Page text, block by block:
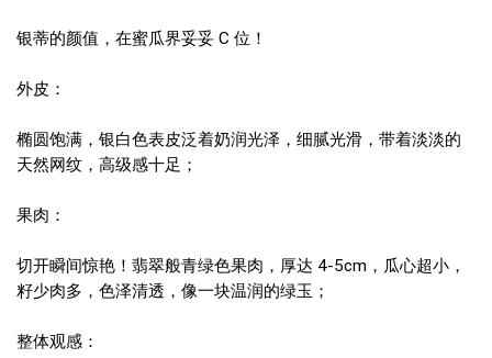
银蒂的颜值，在蜜瓜界妥妥 C 位！
外皮：
椭圆饱满，银白色表皮泛着奶润光泽，细腻光滑，带着淡淡的
天然网纹，高级感十足；
果肉：
切开瞬间惊艳！翡翠般青绿色果肉，厚达 4-5cm，瓜心超小，
籽少肉多，色泽清透，像一块温润的绿玉；
整体观感：